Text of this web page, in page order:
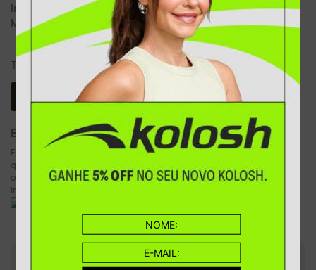
Indicado para:Dia a dia e lazer
Material:Tecido e sintético
EVAFIT
Entressola em EVA, um componente de baixa densidade e impermeável
que proporciona mais durabilidade e muito mais leveza em relação a
outros materiais. Favorece a propulsão do movimento e a absorção do
impacto, dando mais aderência e estabilidade.